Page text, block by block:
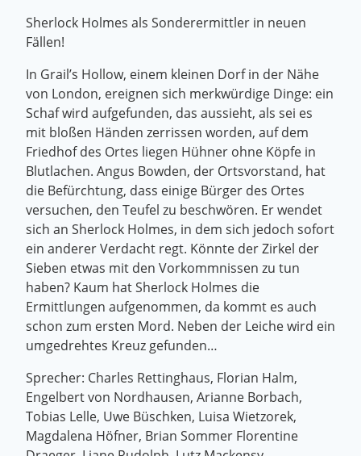
Sherlock Holmes als Sonderermittler in neuen
Fällen!
In Grail’s Hollow, einem kleinen Dorf in der Nähe
von London, ereignen sich merkwürdige Dinge: ein
Schaf wird aufgefunden, das aussieht, als sei es
mit bloßen Händen zerrissen worden, auf dem
Friedhof des Ortes liegen Hühner ohne Köpfe in
Blutlachen. Angus Bowden, der Ortsvorstand, hat
die Befürchtung, dass einige Bürger des Ortes
versuchen, den Teufel zu beschwören. Er wendet
sich an Sherlock Holmes, in dem sich jedoch sofort
ein anderer Verdacht regt. Könnte der Zirkel der
Sieben etwas mit den Vorkommnissen zu tun
haben? Kaum hat Sherlock Holmes die
Ermittlungen aufgenommen, da kommt es auch
schon zum ersten Mord. Neben der Leiche wird ein
umgedrehtes Kreuz gefunden…
Sprecher: Charles Rettinghaus, Florian Halm,
Engelbert von Nordhausen, Arianne Borbach,
Tobias Lelle, Uwe Büschken, Luisa Wietzorek,
Magdalena Höfner, Brian Sommer Florentine